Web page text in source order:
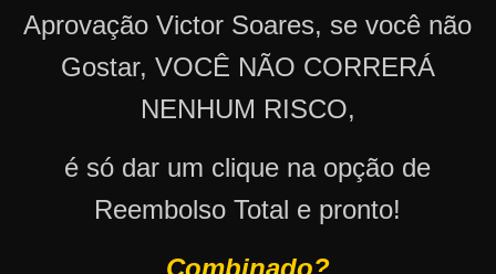
Aprovação Victor Soares, se você não
Gostar, VOCÊ NÃO CORRERÁ
NENHUM RISCO,
é só dar um clique na opção de
Reembolso Total e pronto!
Combinado?